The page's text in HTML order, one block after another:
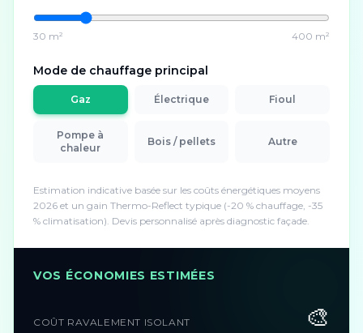
30 m² 400 m²
Mode de chauffage principal
Gaz Électrique Fioul
Pompe à
chaleur
Bois / pellets Autre
Estimation indicative basée sur les coûts énergétiques moyens
2026 et un gain Thermo-Reflect typique (-20 % chauffage, -35
% climatisation). Devis personnalisé après diagnostic façade.
VOS ÉCONOMIES ESTIMÉES
COÛT RAVALEMENT ISOLANT 🎨